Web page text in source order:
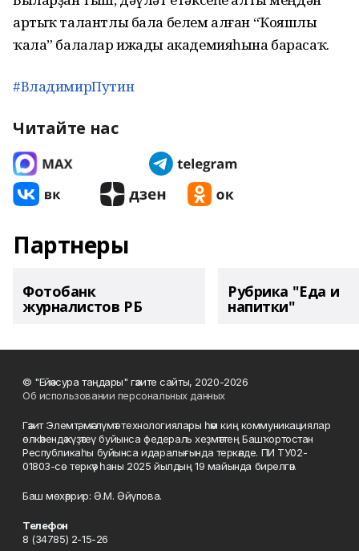
артыҡ талантлы бала белем алған “Ҡояшлы
ҡала” балалар ижады академияһына барасаҡ.
#ВладимирПутин
Читайте нас
Партнеры
Фотобанк
журналистов РБ
Рубрика "Еда и
напитки"
© "Ейәнсура таңдары" гәзите сайты, 2020-2026
Об использовании персональных данных
Гәзит Элемтә, мәғлүмәт технологиялары һәм киң коммуникациялар
өлкәһендә күҙәтеү буйынса федераль хеҙмәттең Башҡортостан
Республикаһы буйынса идаралығында теркәлде. ПИ ТУ02-
01803-сө теркәү һаны 2025 йылдың 19 майында бирелгән.
Баш мөхәррир: Ә.М. Әйүпова.
Телефон
8 (34785) 2-15-26